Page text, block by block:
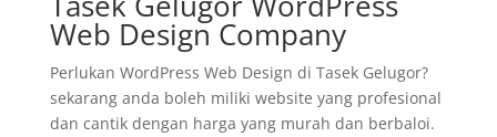
Web Design Company
Perlukan WordPress Web Design di Tasek Gelugor?
sekarang anda boleh miliki website yang profesional
dan cantik dengan harga yang murah dan berbaloi.